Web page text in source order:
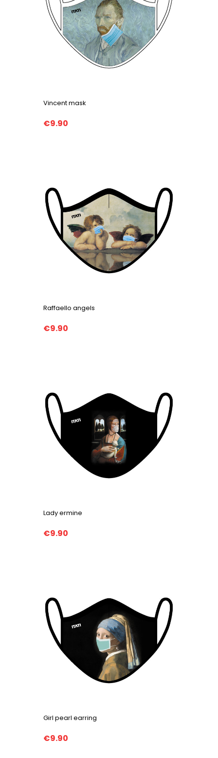
Vincent mask
€9.90
Raffaello angels
€9.90
Lady ermine
€9.90
Girl pearl earring
€9.90